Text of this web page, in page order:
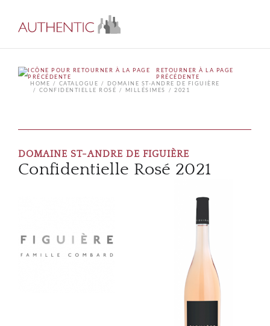
RETOURNER À LA PAGE
PRÉCÉDENTE
HOME
CATALOGUE
DOMAINE ST-ANDRE DE FIGUIÈRE
CONFIDENTIELLE ROSÉ
MILLÉSIMES 2021
DOMAINE ST-ANDRE DE FIGUIÈRE
Confidentielle Rosé 2021